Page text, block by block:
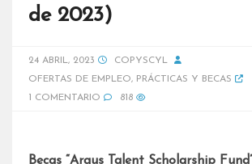
de 2023)
24 ABRIL, 2023
COPYSCYL
OFERTAS DE EMPLEO, PRÁCTICAS Y BECAS
1 COMENTARIO
818
Becas “Arqus Talent Scholarship